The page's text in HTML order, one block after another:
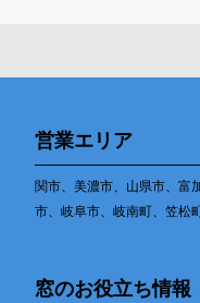
営業エリア
関市、美濃市、山県市、富
市、岐阜市、岐南町、笠松
窓のお役立ち情報